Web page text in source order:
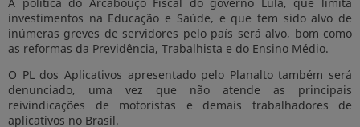
investimentos na Educação e Saúde, e que tem sido alvo de
inúmeras greves de servidores pelo país será alvo, bom como
as reformas da Previdência, Trabalhista e do Ensino Médio.
O PL dos Aplicativos apresentado pelo Planalto também será
denunciado, uma vez que não atende as principais
reivindicações de motoristas e demais trabalhadores de
aplicativos no Brasil.